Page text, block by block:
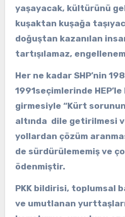
yaşayacak, kültürünü
kuşaktan kuşağa
doğuştan kazanılan
tartışılamaz,
Her ne kadar SHP’nin
1991seçimlerinde
girmesiyle “Kürt
altında dile getirilmesi
yollardan çözüm
de sürdürülememiş ve
ödenmiştir.
PKK bildirisi, toplumsal
ve umutlanan